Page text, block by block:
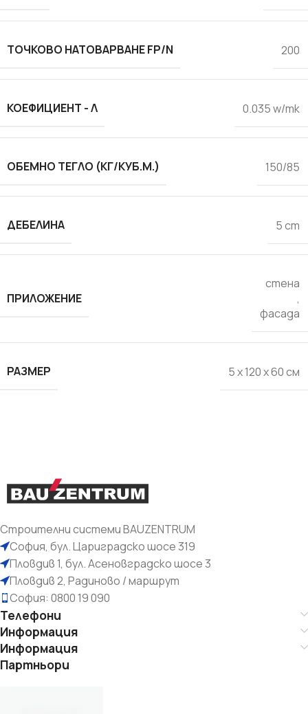
ТОЧКОВО НАТОВАРВАНЕ FP/N 200
КОЕФИЦИЕНТ - Λ 0.035 w/mk
ОБЕМНО ТЕГЛО (КГ/КУБ.М.) 150/85
ДЕБЕЛИНА 5 cm
ПРИЛОЖЕНИЕ
стена
,
фасада
РАЗМЕР 5 x 120 x 60 см
Строителни системи BAUZENTRUM
София, бул. Цариградско шосе 319
Пловдив 1, бул. Асеновградско шосе 3
Пловдив 2, Радиново / маршрут
София: 0800 19 090
Телефони
Информация
Информация
Партньори